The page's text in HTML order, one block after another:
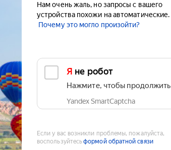
Нам очень жаль, но запросы с вашего
устройства похожи на автоматические.
Почему это могло произойти?
Я не робот
Нажмите, чтобы продолжить
Yandex SmartCaptcha
Если у вас возникли проблемы, пожалуйста,
воспользуйтесьформой обратной связи